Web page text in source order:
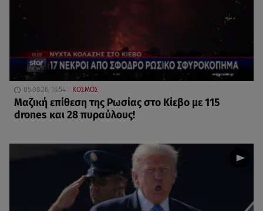
05.08.26, 16:54 ΚΟΣΜΟΣ
Μαζική επίθεση της Ρωσίας στο Κίεβο με 115
drones και 28 πυραύλους!